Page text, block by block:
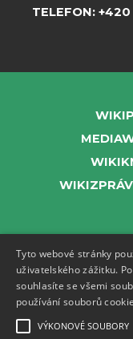
TELEFON: +420
Tyto webové stránky
uživatelského zážitku.
souhlasíte se všemi
používání souborů
VÝKONOVÉ SOUBORY